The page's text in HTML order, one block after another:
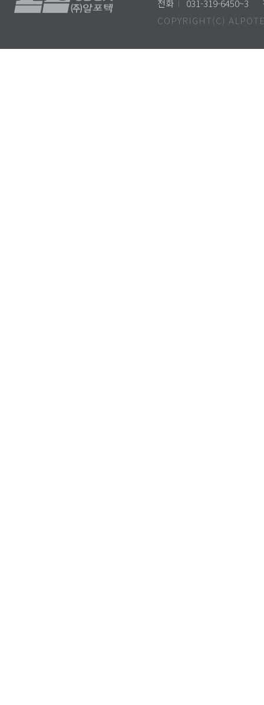
전화 I
031-319-6450~3
COPYRIGHT(C)